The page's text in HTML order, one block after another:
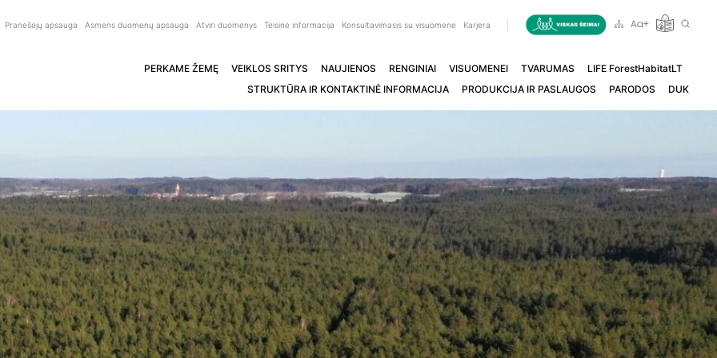
Pranešėjų apsauga Asmens duomenų apsauga Atviri duomenys Teisinė informacija Konsultavimasis su visuomene Karjera
PERKAME ŽEMĘ VEIKLOS SRITYS NAUJIENOS RENGINIAI VISUOMENEI TVARUMAS
LIFE ForestHabitatLT
STRUKTŪRA IR KONTAKTINĖ INFORMACIJA
PRODUKCIJA IR PASLAUGOS PARODOS DUK